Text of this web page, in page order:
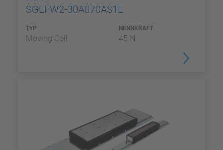
SGLFW2-30A070AS1E
TYP
Moving Coil
NENNKRAFT
45 N